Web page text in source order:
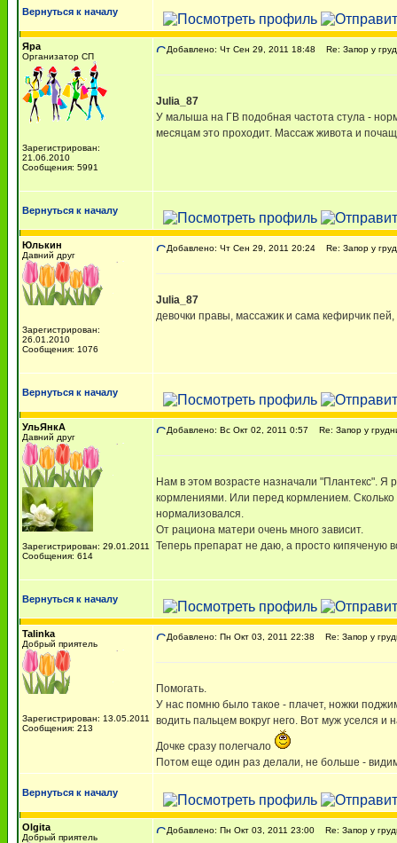
Вернуться к началу
Яра
Организатор СП
Зарегистрирован:
21.06.2010
Сообщения: 5991
Добавлено: Чт Сен 29, 2011 18:48 Re: Запор у
Julia_87
У малыша на ГВ подобная частота стула -
месяцам это проходит. Массаж живота и
Вернуться к началу
Юлькин
Давний друг
Зарегистрирован:
26.01.2010
Сообщения: 1076
Добавлено: Чт Сен 29, 2011 20:24 Re: Запор у
Julia_87
девочки правы, массажик и сама кефирчик
Вернуться к началу
УльЯнкА
Давний друг
Зарегистрирован: 29.01.2011
Сообщения: 614
Добавлено: Вс Окт 02, 2011 0:57 Re: Запор у
Нам в этом возрасте назначали "Плантекс".
кормлениями. Или перед кормлением.
нормализовался.
От рациона матери очень много зависит.
Теперь препарат не даю, а просто кипяченую
Вернуться к началу
Talinka
Добрый приятель
Зарегистрирован: 13.05.2011
Сообщения: 213
Добавлено: Пн Окт 03, 2011 22:38 Re: Запор у
Помогать.
У нас помню было такое - плачет, ножки
водить пальцем вокруг него. Вот муж уселся и
Дочке сразу полегчало
Потом еще один раз делали, не больше -
Вернуться к началу
Olgita
Добрый приятель
Добавлено: Пн Окт 03, 2011 23:00 Re: Запор у